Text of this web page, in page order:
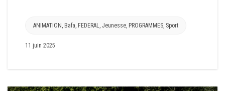
ANIMATION Bafa FEDERAL Jeunesse PROGRAMMES Sport
11 juin 2025